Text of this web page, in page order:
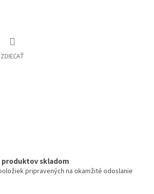
ZDIEĽAŤ
produktov skladom
pripravených na okamžité odoslanie